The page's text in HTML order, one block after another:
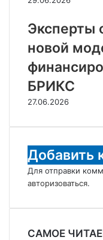
Эксперты
новой
БРИКС
27.06.2026
Добавить
Для отправки
авторизоваться.
САМОЕ